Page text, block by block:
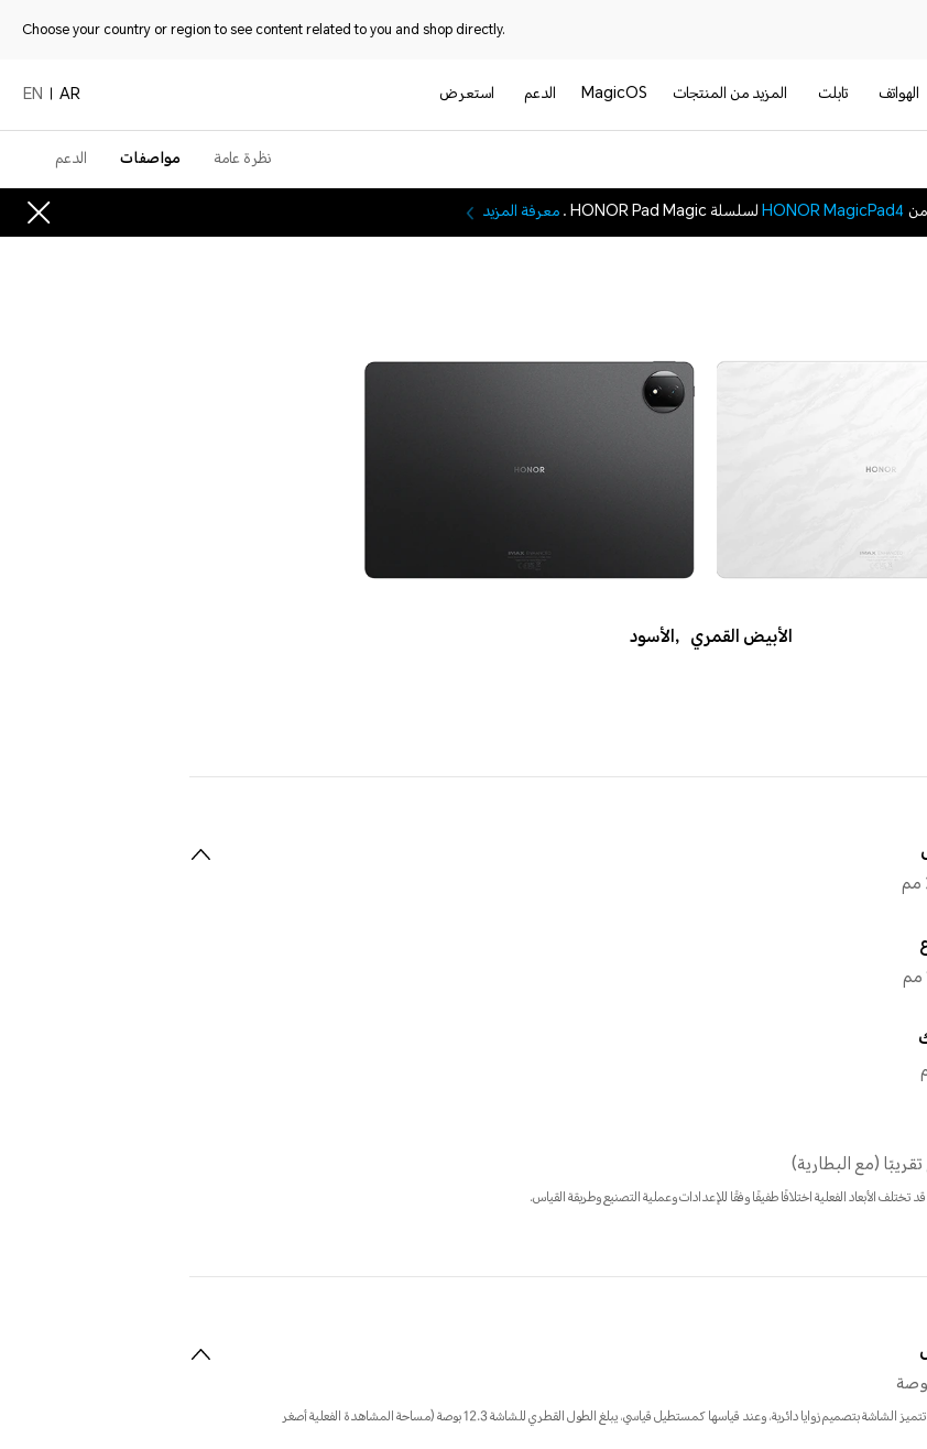
Choose your country or region to see content related to you and shop directly.
الهواتف تابلت المزيد من المنتجات MagicOS الدعم استعرض AR
EN
نظرة عامة مواصفات
الدعم
HONOR MagicPad4لسلسلة HONOR Pad Magic . معرفة المزيد
الأبيض القمري ,الأسود
تختلف الأبعاد الفعلية اختلافًا طفيفًا وفقًا للإعدادات وعملية التصنيع وطريقة القياس.
ملاحظة: تتميز الشاشة بتصميم زوايا دائرية، وعند قياسها كمستطيل قياسي، يبلغ الطول القطري للشاشة 12.3 بوصة (مساحة المشاهدة الفعلية أصغر